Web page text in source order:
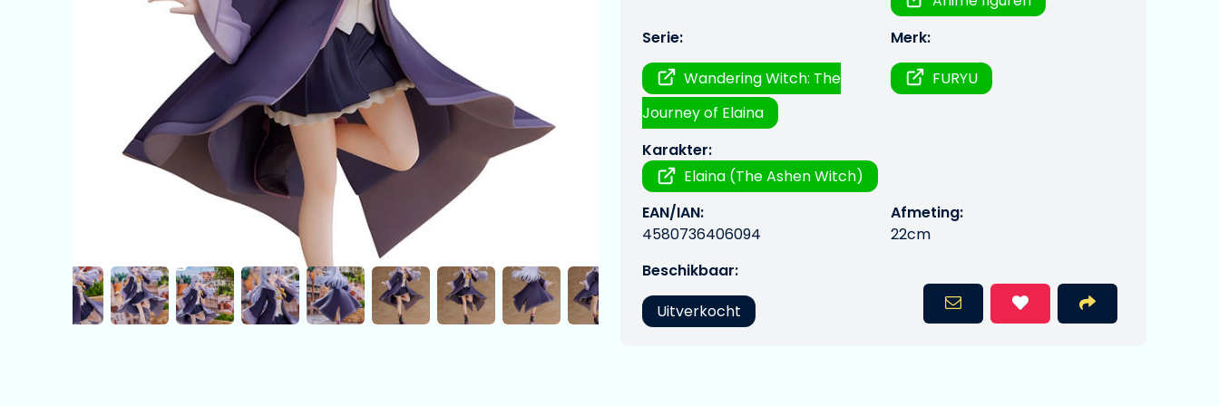
Serie:
Wandering Witch: The
Journey of Elaina
Merk:
FURYU
Karakter:
Elaina (The Ashen Witch)
EAN/IAN:
4580736406094
Afmeting:
22cm
Beschikbaar:
Uitverkocht